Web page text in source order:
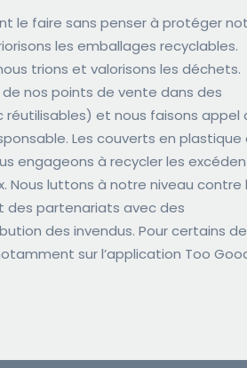
le faire sans penser à protéger
les emballages recyclables.
trions et valorisons les déchets.
nos points de vente dans des
et nous faisons appel
Les couverts en plastique
engageons à recycler les
Nous luttons à notre niveau contre
des partenariats avec des
des invendus. Pour certains de
sur l’application Too